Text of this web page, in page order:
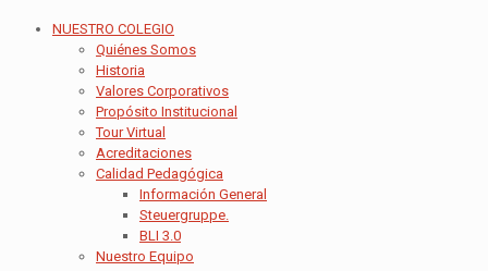
NUESTRO COLEGIO
Quiénes Somos
Historia
Valores Corporativos
Propósito Institucional
Tour Virtual
Acreditaciones
Calidad Pedagógica
Información General
Steuergruppe.
BLI 3.0
Nuestro Equipo